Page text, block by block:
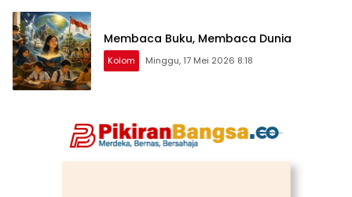
Membaca Buku, Membaca Dunia
Kolom Minggu, 17 Mei 2026 8:18